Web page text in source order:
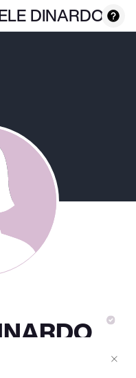
DINARDO
×